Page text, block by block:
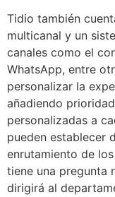
Tidio también
multicanal y un
canales como el
WhatsApp, entre
personalizar la
añadiendo
personalizadas a
pueden establecer
enrutamiento de
tiene una pregunta
dirigirá al